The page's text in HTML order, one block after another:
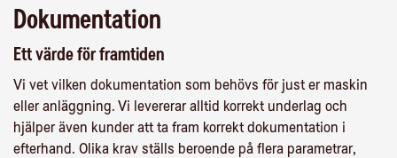
Dokumentation
Ett värde för framtiden
Vi vet vilken dokumentation som behövs för just er maskin
eller anläggning. Vi levererar alltid korrekt underlag och
hjälper även kunder att ta fram korrekt dokumentation i
efterhand. Olika krav ställs beroende på flera parametrar,